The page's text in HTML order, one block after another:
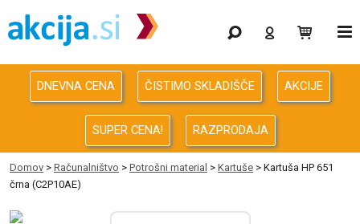
Gaming
Odprodaja
Računalništvo
Računalništvo za podjetja
Avdio Video Foto
DNEVNA CENA ČISTIMO SKLADIŠČE AKCIJE
SUPER CENA! RAZPRODAJA
Domov > Računalništvo > Potrošni material > Kartuše > Kartuša HP 651
črna (C2P10AE)